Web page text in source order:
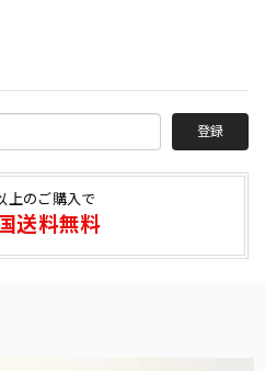
登録
上のご購入で
送料無料